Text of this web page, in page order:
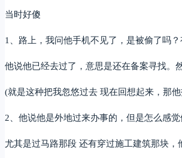
当时好傻
1、路上，我问他手机不见了，是被偷了吗
他说他已经去过了，意思是还在备案寻找。
(就是这种把我忽悠过去 现在回想起来，那
2、他说他是外地过来办事的，但是怎么感
尤其是过马路那段 还有穿过施工建筑那块，